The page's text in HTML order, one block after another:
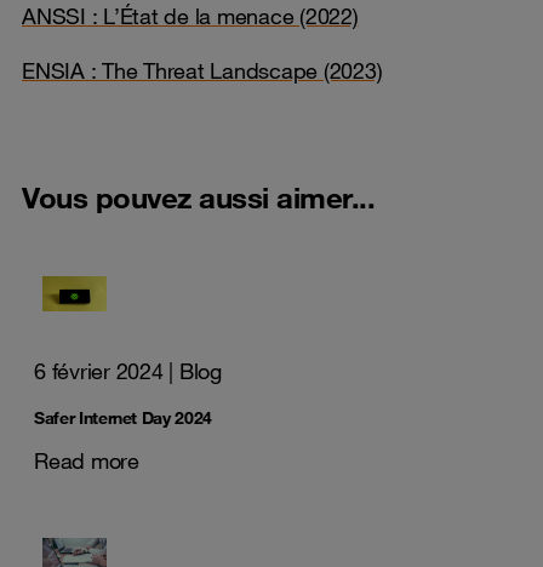
ANSSI : L’État de la menace (2022)
ENSIA : The Threat Landscape (2023)
Vous pouvez aussi aimer...
6 février 2024| Blog
Safer Internet Day 2024
Read more